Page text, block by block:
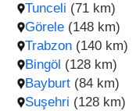
Trabzon (140 km)
Bingöl (128 km)
Bayburt (84 km)
Tunceli (71 km)
Suşehri (128 km)
Görele (148 km)